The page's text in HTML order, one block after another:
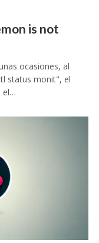
is not
ocasiones, al
status monit", el
el…